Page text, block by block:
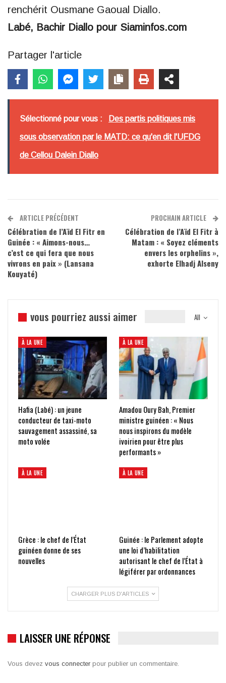
renchérit Ousmane Gaoual Diallo.
Labé, Bachir Diallo pour Siaminfos.com
Partager l'article
Sélectionné pour vous : Des partis politiques mis
sous observation par le MATD: ce qu'en dit l'UFDG
de Cellou Dalein Diallo
ARTICLE PRÉCÉDENT
Célébration de l’Aïd El Fitr en
Guinée : « Aimons-nous…
c’est ce qui fera que nous
vivrons en paix » (Lansana
Kouyaté)
PROCHAIN ARTICLE
Célébration de l’Aïd El Fitr à
Matam : « Soyez cléments
envers les orphelins »,
exhorte Elhadj Alseny
All
vous pourriez aussi aimer
À LA UNE
Hafia (Labé) : un jeune
conducteur de taxi-moto
sauvagement assassiné, sa
moto volée
À LA UNE
Amadou Oury Bah, Premier
ministre guinéen : « Nous
nous inspirons du modèle
ivoirien pour être plus
performants »
À LA UNE
Grèce : le chef de l’État
guinéen donne de ses
nouvelles
À LA UNE
Guinée : le Parlement adopte
une loi d’habilitation
autorisant le chef de l’État à
légiférer par ordonnances
CHARGER PLUS D'ARTICLES
LAISSER UNE RÉPONSE
Vous devez vous connecter pour publier un commentaire.